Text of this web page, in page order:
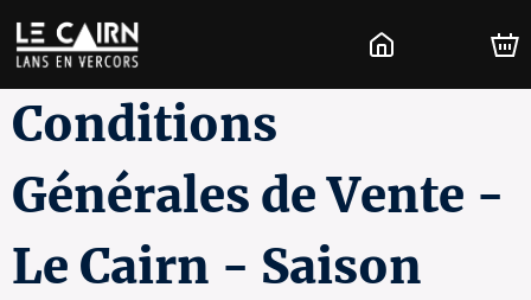
Conditions
Générales de Vente -
Le Cairn - Saison